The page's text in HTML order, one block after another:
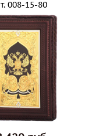
008-15-80